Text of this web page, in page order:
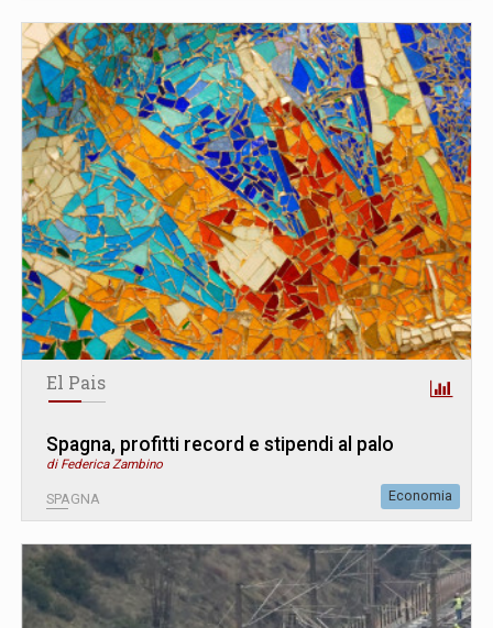
El Pais
Spagna, profitti record e stipendi al palo
di Federica Zambino
SPAGNA Economia